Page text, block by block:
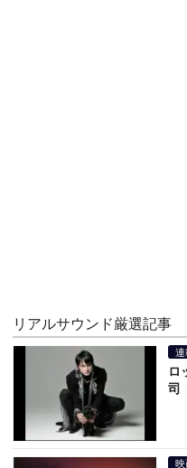
リアルサウンド厳選記事
ロ
司